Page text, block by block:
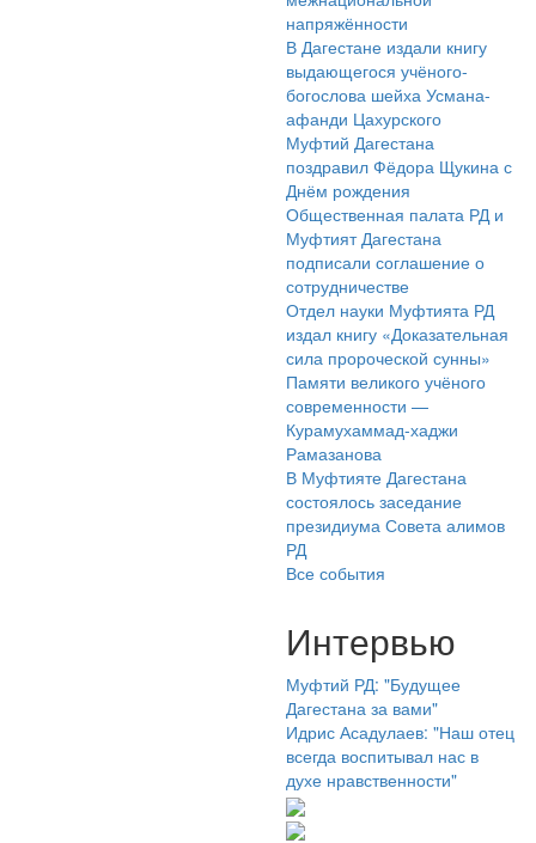
напряжённости
В Дагестане издали книгу
выдающегося учёного-
богослова шейха Усмана-
афанди Цахурского
Муфтий Дагестана
поздравил Фёдора Щукина с
Днём рождения
Общественная палата РД и
Муфтият Дагестана
подписали соглашение о
сотрудничестве
Отдел науки Муфтията РД
издал книгу «Доказательная
сила пророческой сунны»
Памяти великого учёного
современности —
Курамухаммад-хаджи
Рамазанова
В Муфтияте Дагестана
состоялось заседание
президиума Совета алимов
РД
Все события
Интервью
Муфтий РД: "Будущее
Дагестана за вами"
Идрис Асадулаев: "Наш отец
всегда воспитывал нас в
духе нравственности"